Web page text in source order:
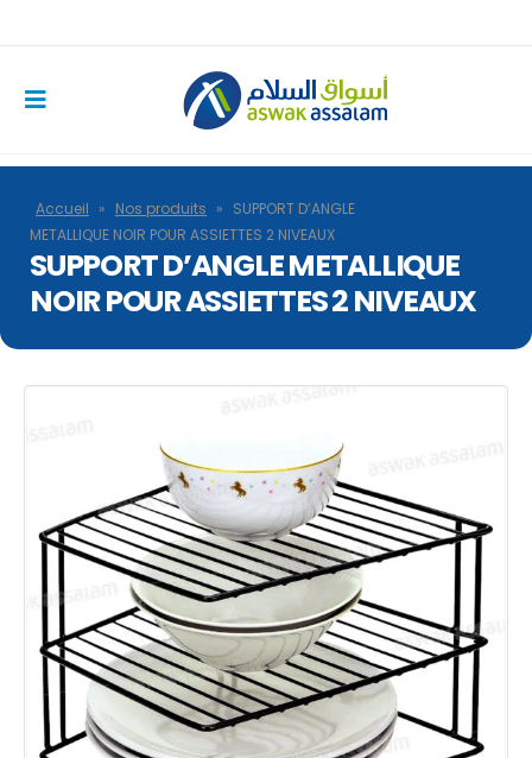
Accueil » Nos produits » SUPPORT D’ANGLE
METALLIQUE NOIR POUR ASSIETTES 2 NIVEAUX
SUPPORT D’ANGLE METALLIQUE
NOIR POUR ASSIETTES 2 NIVEAUX